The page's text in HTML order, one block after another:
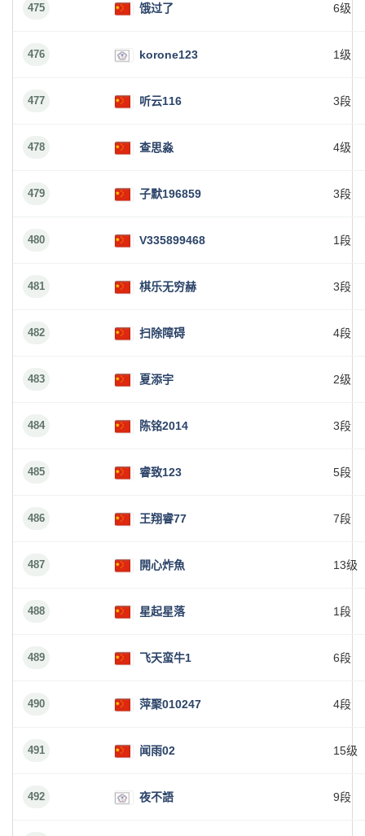
475 饿过了 6级
476 korone123 1级
477 听云116 3段
478 查思淼 4级
479 子默196859 3段
480 V335899468 1段
481 棋乐无穷赫 3段
482 扫除障碍 4段
483 夏添宇 2级
484 陈铭2014 3段
485 睿致123 5段
486 王翔睿77 7段
487 開心炸魚 13级
488 星起星落 1段
489 飞天蛮牛1 6段
490 萍聚010247 4段
491 闻雨02 15级
492 夜不語 9段